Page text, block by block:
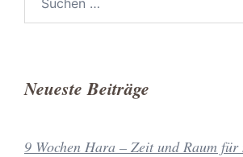
Neueste Beiträge
9 Wochen Hara – Zeit und Raum für